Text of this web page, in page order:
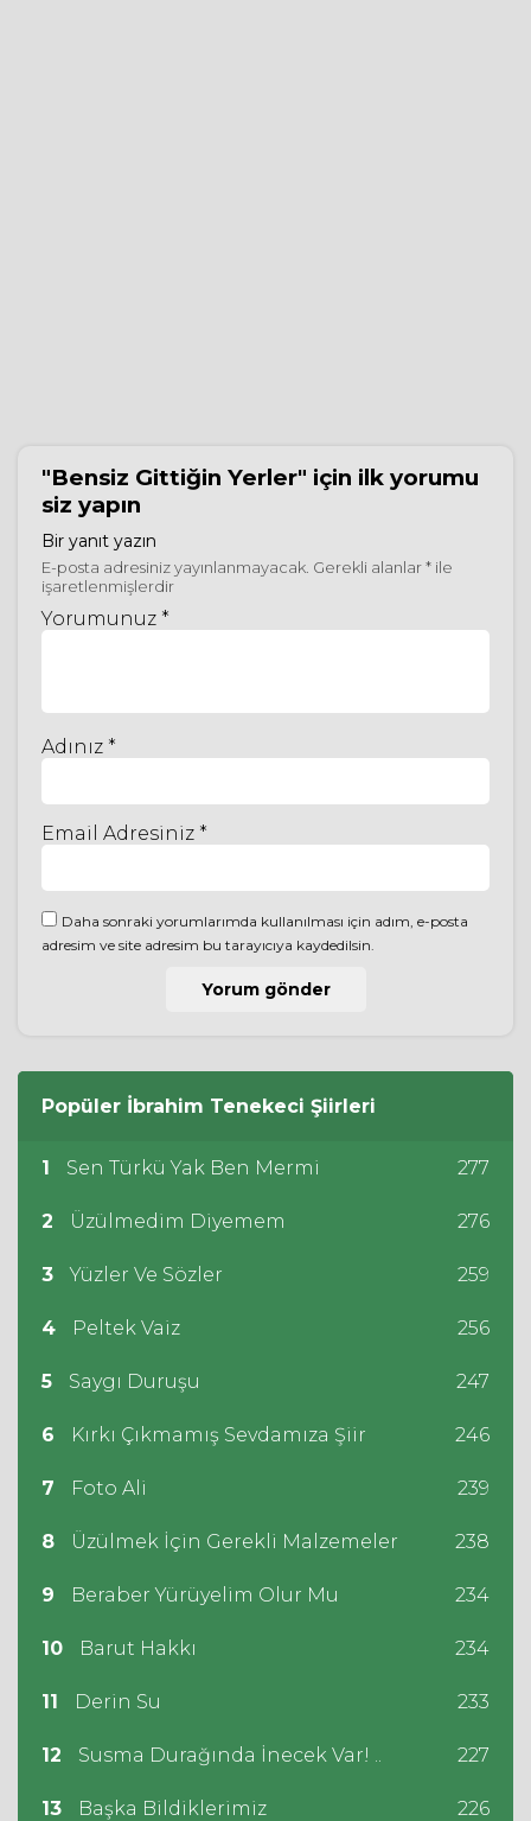
"Bensiz Gittiğin Yerler" için ilk yorumu
siz yapın
Bir yanıt yazın
E-posta adresiniz yayınlanmayacak. Gerekli alanlar* ile
işaretlenmişlerdir
Yorumunuz *
Adınız *
Email Adresiniz *
Daha sonraki yorumlarımda kullanılması için adım, e-posta
adresim ve site adresim bu tarayıcıya kaydedilsin.
Popüler İbrahim Tenekeci Şiirleri
1 Sen Türkü Yak Ben Mermi 277
2 Üzülmedim Diyemem 276
3 Yüzler Ve Sözler 259
4 Peltek Vaiz 256
5 Saygı Duruşu 247
6 Kırkı Çıkmamış Sevdamıza Şiir 246
7 Foto Ali 239
8 Üzülmek İçin Gerekli Malzemeler 238
9 Beraber Yürüyelim Olur Mu 234
10 Barut Hakkı 234
11 Derin Su 233
12 Susma Durağında İnecek Var! .. 227
13 Başka Bildiklerimiz 226